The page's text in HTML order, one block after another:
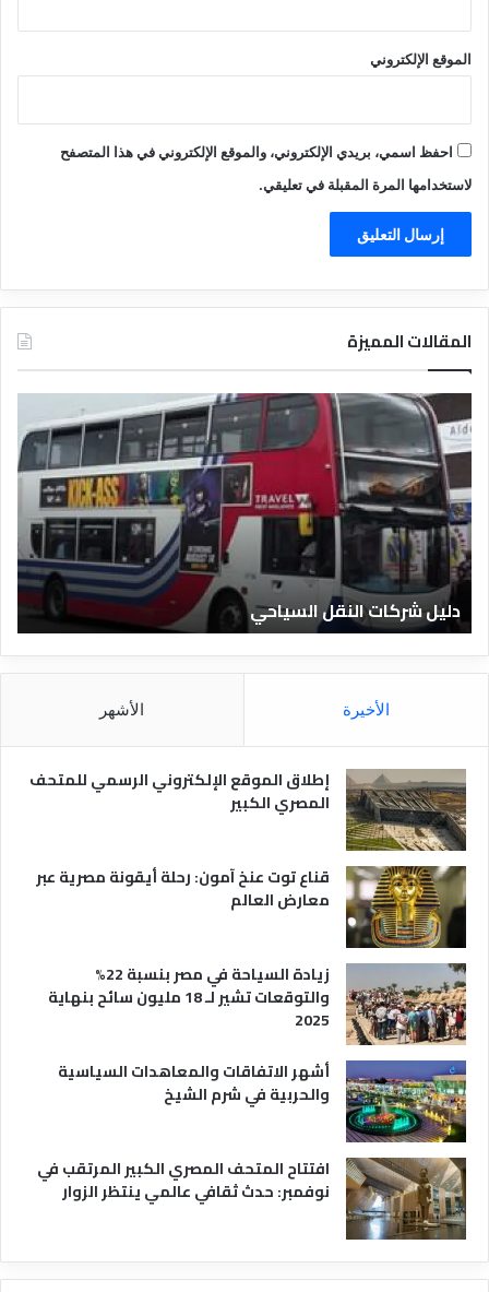
الموقع الإلكتروني
احفظ اسمي، بريدي الإلكتروني، والموقع الإلكتروني في هذا المتصفح
لاستخدامها المرة المقبلة في تعليقي.
المقالات المميزة
ل
ي
ش
ر
ك
ا
ت
ل
ن
ق
ل
س
ح
ي
دليل شركات النقل السياحي
ا
ر
الأخيرة الأشهر
إطلاق الموقع الإلكتروني الرسمي للمتحف
المصري الكبير
قناع توت عنخ آمون: رحلة أيقونة مصرية عبر
معارض العالم
زيادة السياحة في مصر بنسبة 22%
والتوقعات تشير لـ 18 مليون سائح بنهاية
2025
أشهر الاتفاقات والمعاهدات السياسية
والحربية في شرم الشيخ
افتتاح المتحف المصري الكبير المرتقب في
نوفمبر: حدث ثقافي عالمي ينتظر الزوار